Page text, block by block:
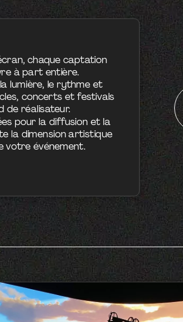
chaque captation
à part entière.
lumière, le rythme et
concerts et festivals
de réalisateur.
pour la diffusion et la
la dimension artistique
votre événement.